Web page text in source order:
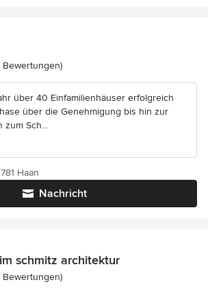
5 von 5 Sternen
Bewertungen)
über 40 Einfamilienhäuser erfolgreich
über die Genehmigung bis hin zur
zum Sch...
Nachricht
Haan
schmitz architektur
5 von 5 Sternen
Bewertungen)